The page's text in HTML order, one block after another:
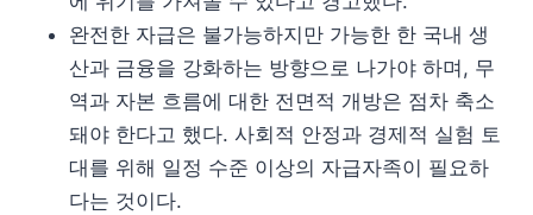
완전한 자급은 불가능하지만 가능한 한 국내 생
산과 금융을 강화하는 방향으로 나가야 하며, 무
역과 자본 흐름에 대한 전면적 개방은 점차 축소
돼야 한다고 했다. 사회적 안정과 경제적 실험 토
대를 위해 일정 수준 이상의 자급자족이 필요하
다는 것이다.